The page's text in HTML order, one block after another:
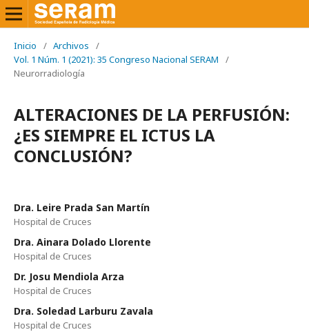
Inicio / Archivos
/
Vol. 1 Núm. 1 (2021): 35 Congreso Nacional SERAM
/
Neurorradiología
ALTERACIONES DE LA PERFUSIÓN:
¿ES SIEMPRE EL ICTUS LA
CONCLUSIÓN?
Dra. Leire Prada San Martín
Hospital de Cruces
Dra. Ainara Dolado Llorente
Hospital de Cruces
Dr. Josu Mendiola Arza
Hospital de Cruces
Dra. Soledad Larburu Zavala
Hospital de Cruces